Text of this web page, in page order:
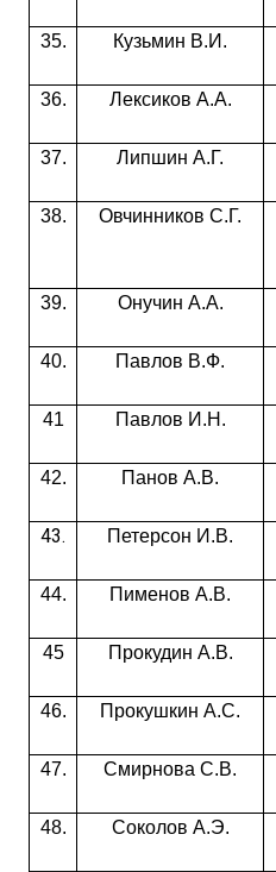
35.
Кузьмин В.И.
36.
Лексиков А.А.
37.
Липшин А.Г.
38.
Овчинников С.Г.
39.
Онучин А.А.
40.
Павлов В.Ф.
41
Павлов И.Н.
42.
Панов А.В.
43. Петерсон И.В.
44.
Пименов А.В.
45
Прокудин А.В.
46.
Прокушкин А.С.
47.
Смирнова С.В.
48.
Соколов А.Э.